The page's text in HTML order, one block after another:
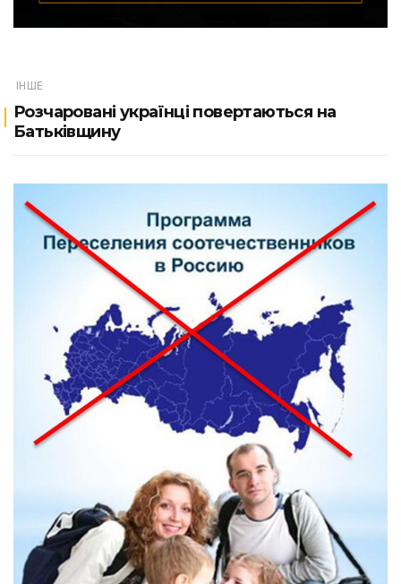
ІНШЕ
Розчаровані українці повертаються на
Батьківщину